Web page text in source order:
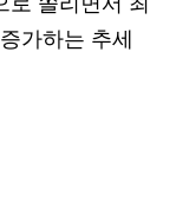
가하는 추세